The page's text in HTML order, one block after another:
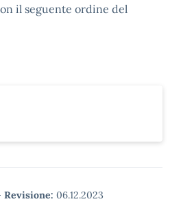
il seguente ordine del
Revisione: 06.12.2023